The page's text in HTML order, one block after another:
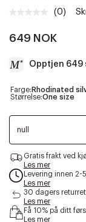
Ingen
Samme
(0)
649 NOK
Opptjen 649
a
c
s
i
b
i
t
Farge: Rhodinated
Størrelse:One size
null
Gratis frakt ved
Les mer
Levering innen
Les mer
30 dagers
Les mer
Få 10% på ditt
Les mer